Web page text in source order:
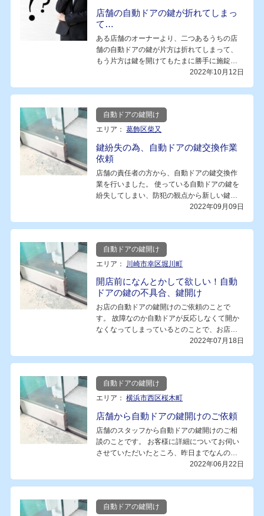
店舗の自動ドアの鍵が折れてしまっ
て…
ある店舗のオーナーより、二つあるうちの店
舗の自動ドアの鍵が片方は折れてしまって、
もう片方は鍵を開けてもたまに勝手に施錠
2022年10月12日
自動ドアの鍵開け
エリア： 葛飾区柴又
鍵紛失の為、自動ドアの鍵交換作業
依頼
店舗の責任者の方から、自動ドアの鍵交換作
業を行いました。 使っている自動ドアの鍵を
紛失してしまい、防犯の観点から新しい鍵…
2022年09月09日
自動ドアの鍵開け
エリア：
川崎市幸区堀川町
開店前になんとかして欲しい！自動
ドアの鍵の不具合、鍵開け
お店の自動ドアの鍵開けのご依頼のことで
す。 故障なのか自動ドアが反応しなくて開か
なくなってしまっているとのことで、お店
2022年07月18日
自動ドアの鍵開け
エリア： 横浜市西区桜木町
店舗から自動ドアの鍵開けのご依頼
店舗のスタッフから自動ドアの鍵開けのご相
談のことです。 お客様に詳細についてお伺い
させていただいたところ、昨日までなんの…
2022年06月22日
自動ドアの鍵開け